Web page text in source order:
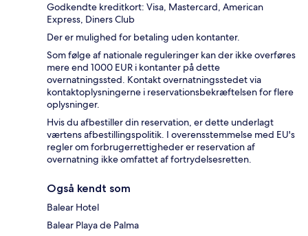
Godkendte kreditkort: Visa, Mastercard, American
Express, Diners Club
Der er mulighed for betaling uden kontanter.
Som følge af nationale reguleringer kan der ikke overføres
mere end 1000 EUR i kontanter på dette
overnatningssted. Kontakt overnatningsstedet via
kontaktoplysningerne i reservationsbekræftelsen for flere
oplysninger.
Hvis du afbestiller din reservation, er dette underlagt
værtens afbestillingspolitik. I overensstemmelse med EU's
regler om forbrugerrettigheder er reservation af
overnatning ikke omfattet af fortrydelsesretten.
Også kendt som
Balear Hotel
Balear Playa de Palma